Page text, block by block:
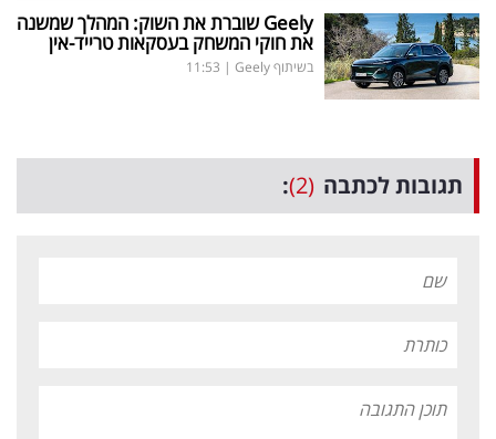
Geelyשוברת את השוק: המהלך שמשנה
את חוקי המשחק בעסקאות טרייד-אין
בשיתוף Geely |
11:53
תגובות לכתבה (2)
: